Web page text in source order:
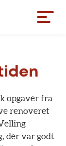
opgaver fra
renoveret
der var godt